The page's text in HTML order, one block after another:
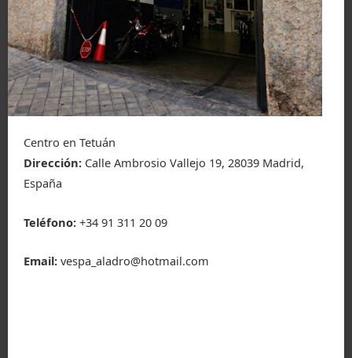
Centro en Tetuán
Dirección: Calle Ambrosio Vallejo 19, 28039 Madrid,
España
Teléfono: +34 91 311 20 09
Email: vespa_aladro@hotmail.com